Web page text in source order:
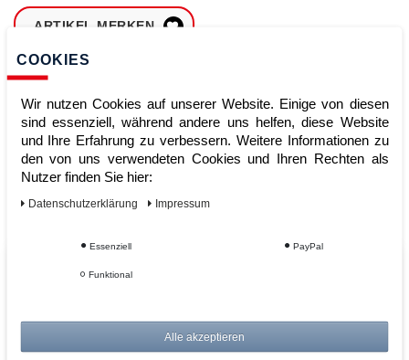
ARTIKEL MERKEN
Sofort lieferbar
Vom Profi für Profis - Ihre Vorteile
COOKIES
Wir nutzen Cookies auf unserer Website. Einige von diesen
sind essenziell, während andere uns helfen, diese Website
und Ihre Erfahrung zu verbessern. Weitere Informationen zu
den von uns verwendeten Cookies und Ihren Rechten als
Nutzer finden Sie hier:
Daten­schutz­erklärung Impressum
Essenziell PayPal
Funktional
Alle akzeptieren